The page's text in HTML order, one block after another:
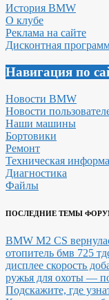
История BMW
О клубе
Реклама на сайте
Дисконтная
Навигация по
Новости BMW
Новости
Наши машины
Бортовики
Ремонт
Техническая
Диагностика
Файлы
ПОСЛЕДНИЕ ТЕМЫ
BMW M2 CS
отопитель бмв 725
дисплее скорость
ружья для охоты —
Подскажите, где